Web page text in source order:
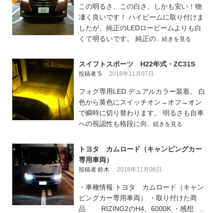
この明るさ、この白さ、しかも安い！物
凄く良いです！ ハイビームに取り付けま
したが、純正のLEDロービームよりも白
くて明るいです。 純正の.. 続きを見る
スイフトスポーツ H22年式・ZC31S
投稿者 S 2018年11月07日
フォグ専用LED デュアルカラー装着。 白
色から黄色にスイッチオン→オフ→オン
で瞬時に切り替わります。 明るさも自車
への視認性も格段に向.. 続きを見る
トヨタ カムロード（キャンピングカー
専用車両）
投稿者 鈴木 2018年11月06日
・車種情報 トヨタ カムロード（キャン
ピングカー専用車両） ・取り付けた商
品 RIZING2のH4、6000K ・感想 ..